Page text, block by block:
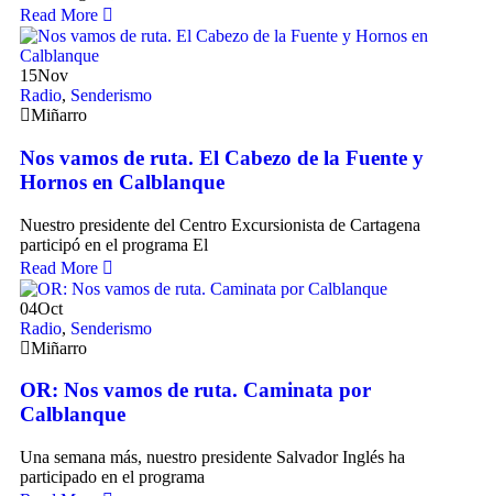
Read More
15Nov
Radio, Senderismo
Miñarro
Nos vamos de ruta. El Cabezo de la Fuente y
Hornos en Calblanque
Nuestro presidente del Centro Excursionista de Cartagena
participó en el programa El
Read More
04Oct
Radio, Senderismo
Miñarro
OR: Nos vamos de ruta. Caminata por
Calblanque
Una semana más, nuestro presidente Salvador Inglés ha
participado en el programa